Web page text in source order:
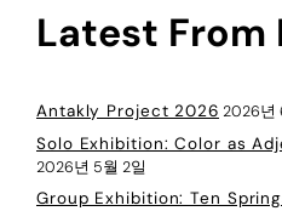
Latest From
Antakly Project 2026 2026년
Solo Exhibition: Color as
2026년 5월 2일
Group Exhibition: Ten